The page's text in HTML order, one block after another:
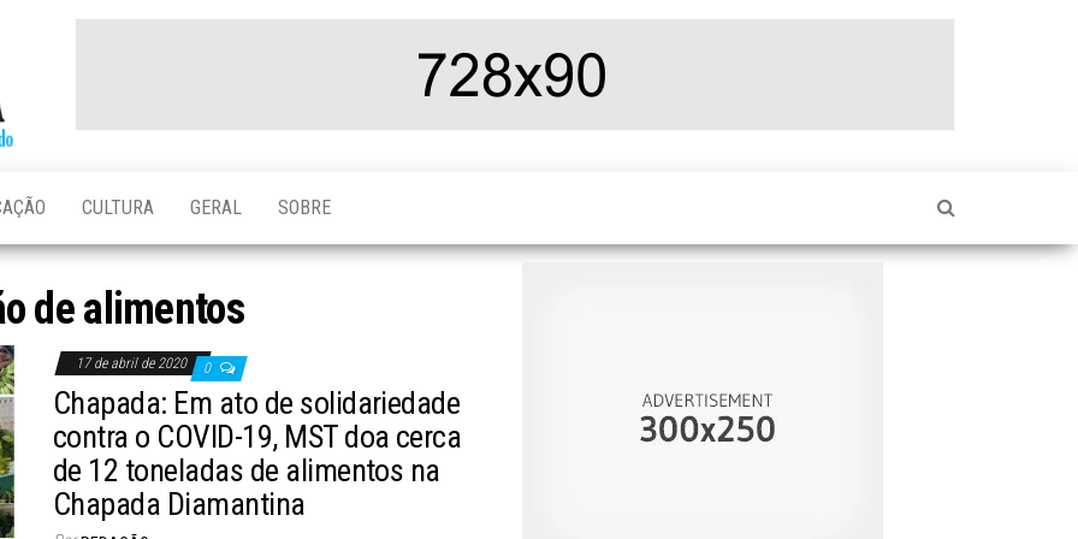
do Brasil e
CULTURA GERAL SOBRE
de alimentos
17 de abril de 2020 0
Chapada: Em ato de solidariedade
contra o COVID-19, MST doa cerca
de 12 toneladas de alimentos na
Chapada Diamantina